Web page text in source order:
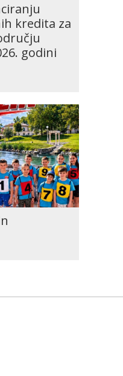
kredita za
godini